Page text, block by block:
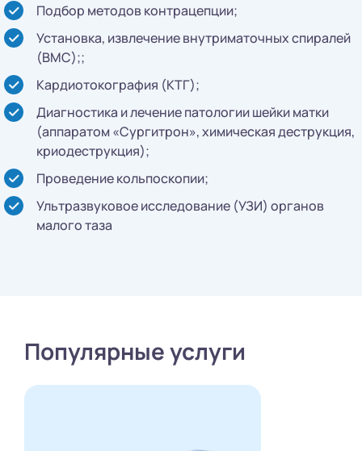
Подбор методов контрацепции;
Установка, извлечение внутриматочных спиралей
(ВМС);;
Кардиотокография (КТГ);
Диагностика и лечение патологии шейки матки
(аппаратом «Сургитрон», химическая деструкция,
криодеструкция);
Проведение кольпоскопии;
Ультразвуковое исследование (УЗИ) органов
малого таза
Популярные услуги